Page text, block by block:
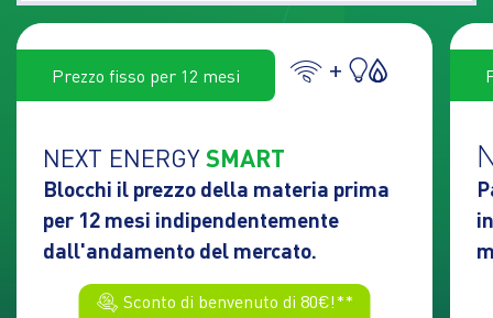
+
Prezzo fisso per 12 mesi
NEXT ENERGY SMART
Blocchi il prezzo della materia prima
per 12 mesi indipendentemente
dall'andamento del mercato.
Sconto di benvenuto di 80€!**